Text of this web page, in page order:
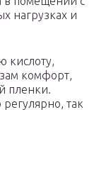
нагрузках и
кислоту,
комфорт,
пленки.
так